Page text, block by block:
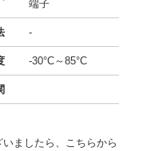
端子
-
-30°C～85°C
ましたら、こちらから